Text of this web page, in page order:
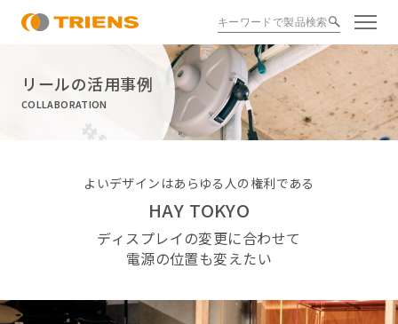
リールの活用事例
COLLABORATION
よいデザインはあらゆる人の権利である
HAY TOKYO
ディスプレイの変更に合わせて
電源の位置も変えたい